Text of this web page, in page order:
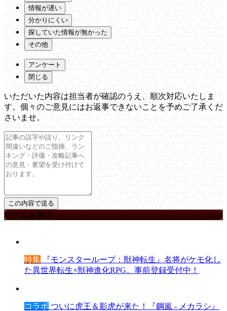
情報が遅い
分かりにくい
探していた情報が無かった
その他
アンケート
閉じる
いただいた内容は担当者が確認のうえ、順次対応いたしま
す。個々のご意見にはお返事できないことを予めご了承くだ
さいませ。
ゲームを探す
特集 『モンスターループ：獣神転生』名将がケモ化し
た異世界転生×獣神進化RPG。事前登録受付中！
コラボ ついに虎王＆影虎が来た！『鋼嵐 - メカラシ』